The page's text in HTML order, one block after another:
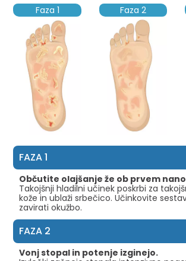
Faza 1 Faza 2
FAZA 1
Občutite olajšanje že ob prvem
Takojšnji hladilni učinek poskrbi za
kože in ublaži srbečico. Učinkovite
zavirati okužbo.
FAZA 2
Vonj stopal in potenje izginejo.